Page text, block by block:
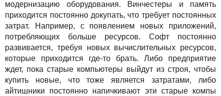
модернизацию оборудования. Винчестеры и память
приходится постоянно докупать, что требует постоянных
затрат. Например, с появлением новых приложений,
потребляющих больше ресурсов. Софт постоянно
развивается, требуя новых вычислительных ресурсов,
которые приходится где-то брать. Либо предприятие
ждет, пока старые компьютеры выйдут из строя, чтобы
купить новые, что тоже является затратами, либо
айтишники постоянно напичкивают эти старые компы